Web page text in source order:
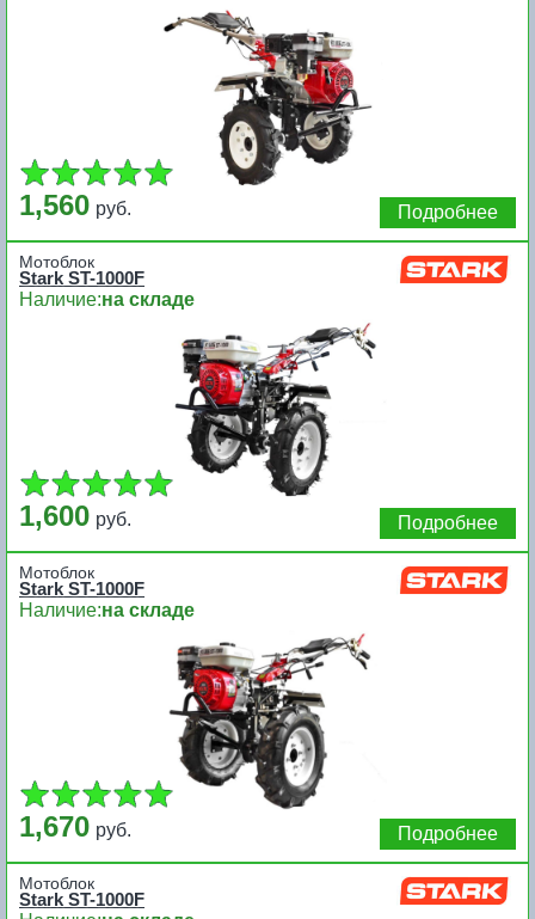
1,560 руб. Подробнее
Мотоблок
Stark ST-1000F
Наличие:на складе
1,600 руб. Подробнее
Мотоблок
Stark ST-1000F
Наличие:на складе
1,670 руб. Подробнее
Мотоблок
Stark ST-1000F